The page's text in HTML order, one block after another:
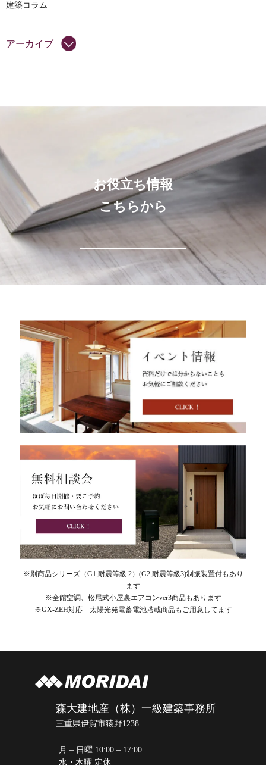
建築コラム
アーカイブ
お役立ち情報
こちらから
※別商品シリーズ（G1,耐震等級 2）(G2,耐震等級3)制振装置付もあり
ます
※全館空調、松尾式小屋裏エアコンver3商品もあります
※GX-ZEH対応 太陽光発電蓄電池搭載商品もご用意してます
森大建地産（株）一級建築事務所
三重県伊賀市猿野1238
月 – 日曜 10:00 – 17:00
水・木曜 定休